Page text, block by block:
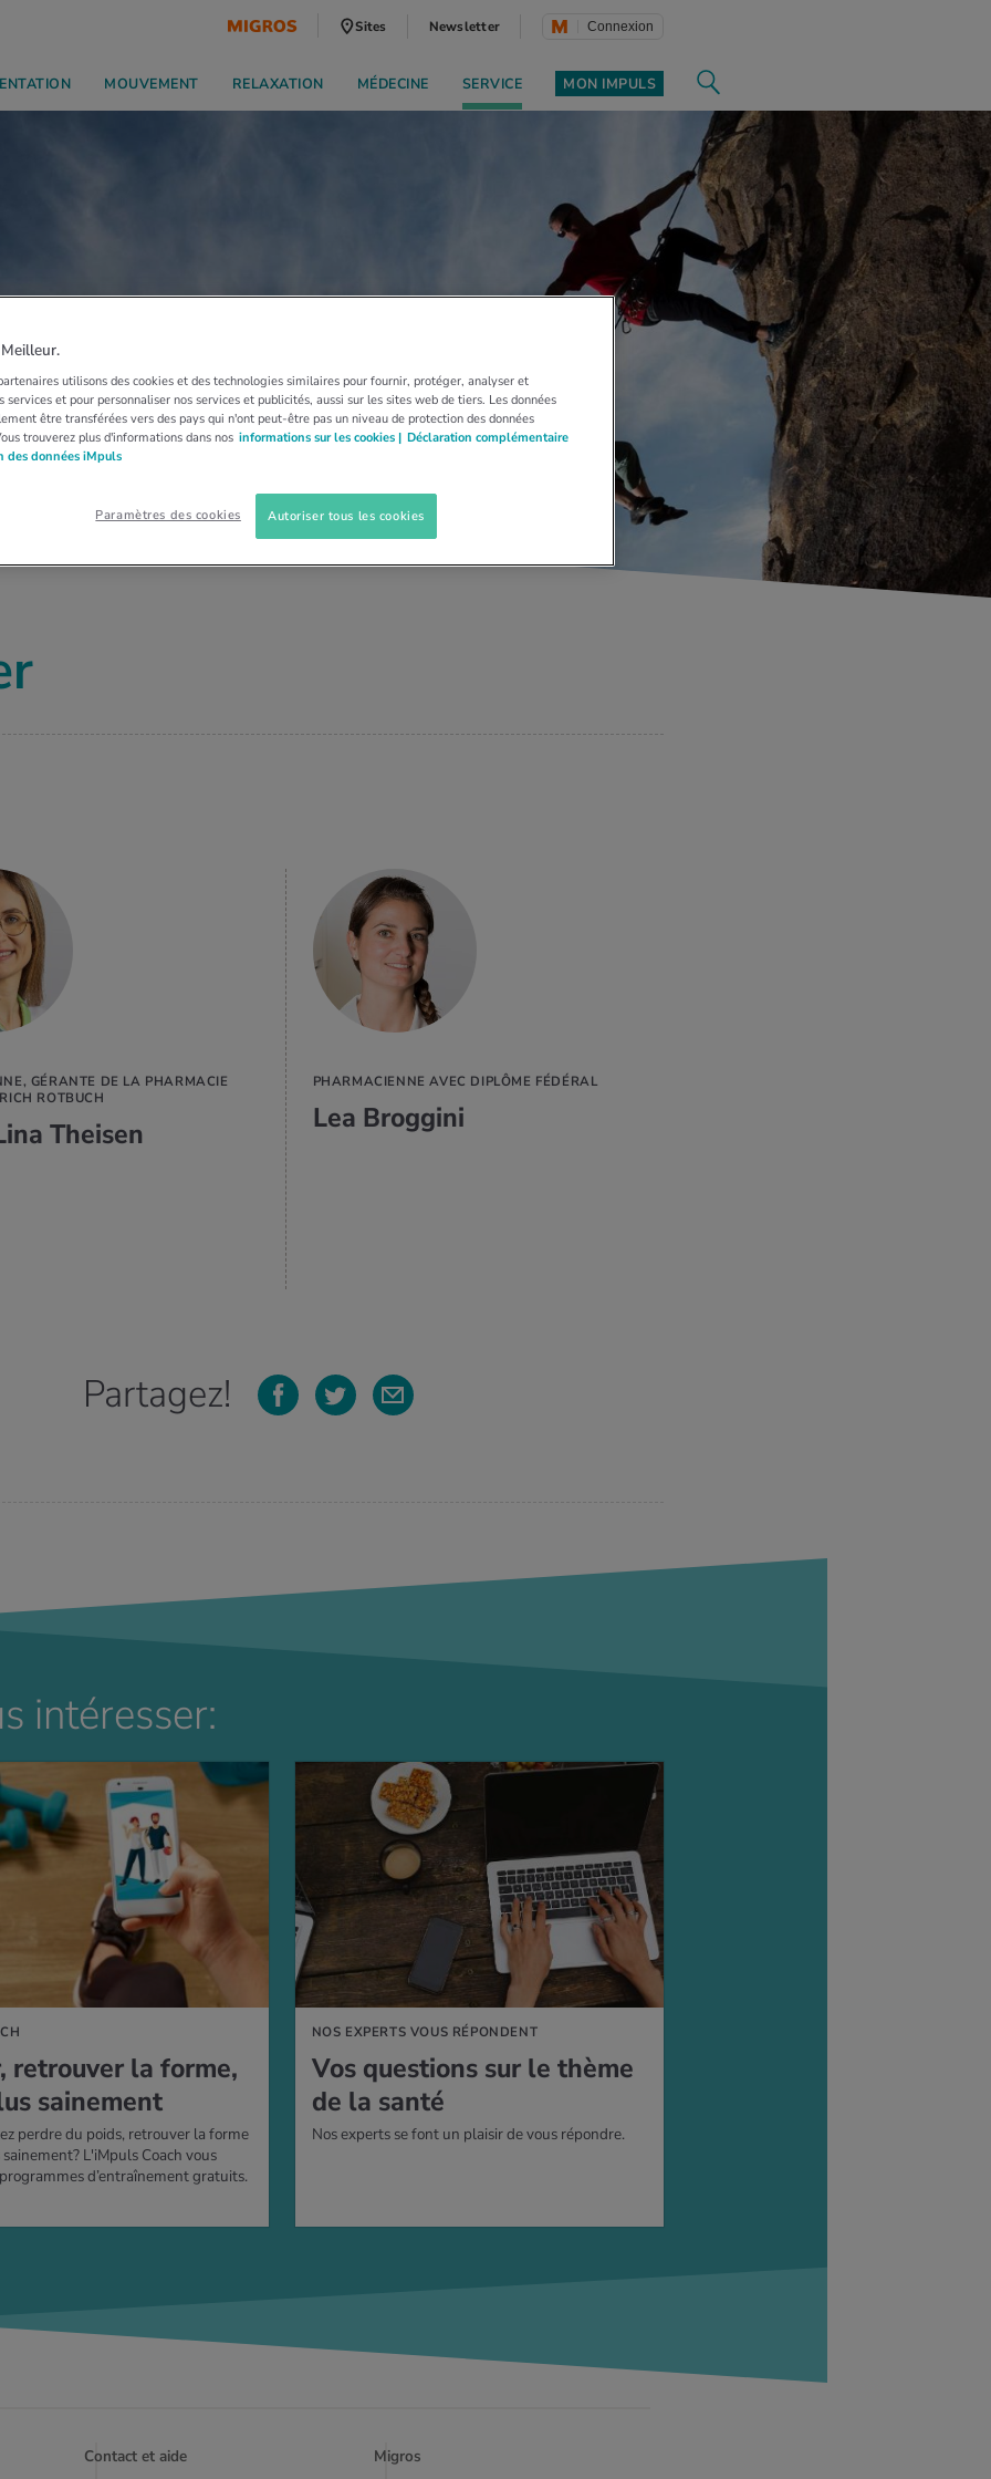
Sites Newsletter Connexion
MOUVEMENT RELAXATION MÉDECINE SERVICE MON IMPULS
GÉRANTE DE LA PHARMACIE
ROTBUCH
Theisen
PHARMACIENNE AVEC DIPLÔME FÉDÉRAL
Lea Broggini
Partagez!
intéresser:
retrou­ver la forme,
sai­ne­ment
perdre du poids, retrouver la forme
L'iMpuls Coach vous
d’entraînement gratuits.
NOS EXPERTS VOUS RÉPONDENT
Vos ques­tions sur le thème
de la santé
Nos experts se font un plaisir de vous répondre.
Contact et aide Migros
utilisons des cookies et des technologies similaires pour fournir, protéger, analyser et
services et pour personnaliser nos services et publicités, aussi sur les sites web de tiers. Les données
être transférées vers des pays qui n'ont peut-être pas un niveau de protection des données
trouverez plus d'informations dans nos informations sur les cookies | Déclaration complémentaire
des données iMpuls
Paramètres des cookies Autoriser tous les cookies